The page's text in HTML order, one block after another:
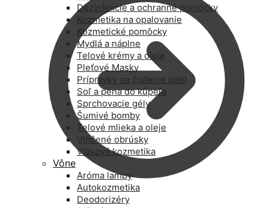
Dezinfekcie a ochranné pomôcky
Kozmetika na opalovanie
Kozmetické pomôcky
Mydlá a náplne
Telové krémy a oleje
Pleťové Masky
Prípravky na čistenie pleti
Soľ a pena do kúpeľa
Sprchovacie gély
Šumivé bomby
Telové mlieka a oleje
Vlhčené obrúsky
Vlasová kozmetika
Vône
Aróma lampy
Autokozmetika
Deodorizéry